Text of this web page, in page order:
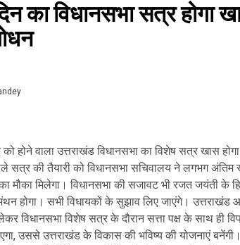
का विधानसभा सत्र होगा
को होने वाला उत्तराखंड विधानसभा का विशेष सत्र खास
सत्र की तैयारी को विधानसभा सचिवालय ने लगभग अंतिम
मौका मिलेगा। विधानसभा की सजावट भी रजत जयंती के
होगा। सभी विधायकों के सुझाव लिए जाएंगे।
विधानसभा विशेष सत्र के दौरान सत्ता पक्ष के साथ ही
उससे उत्तराखंड के विकास की भविष्य की योजनाएं बनेंगी।